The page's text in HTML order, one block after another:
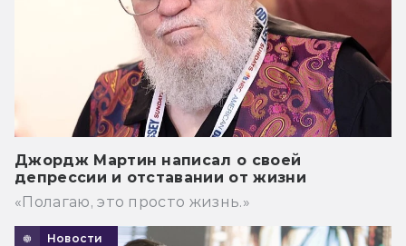
Джордж Мартин написал о своей
депрессии и отставании от жизни
«Полагаю, это просто жизнь.»
Новости